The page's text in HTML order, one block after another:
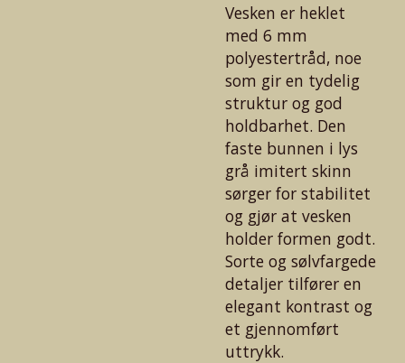
Vesken er heklet
med 6 mm
polyestertråd, noe
som gir en tydelig
struktur og god
holdbarhet. Den
faste bunnen i lys
grå imitert skinn
sørger for stabilitet
og gjør at vesken
holder formen godt.
Sorte og sølvfargede
detaljer tilfører en
elegant kontrast og
et gjennomført
uttrykk.